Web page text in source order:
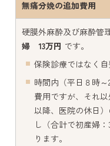
無痛分娩の追加費用
硬膜外麻酔及び麻酔管
婦 13万円 です。
保険診療ではなく自
時間内（平日８時
費用ですが、それ
以降、医院の休日
し（合計で初産婦
ります。